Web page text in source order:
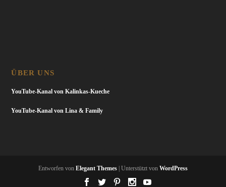
ÜBER UNS
YouTube-Kanal von Kalinkas-Kueche
YouTube-Kanal von Lina & Family
Entworfen von Elegant Themes | Unterstützt von WordPress